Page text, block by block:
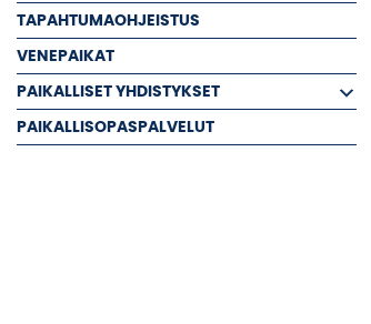
TAPAHTUMAOHJEISTUS
VENEPAIKAT
PAIKALLISET YHDISTYKSET
PAIKALLISOPASPALVELUT